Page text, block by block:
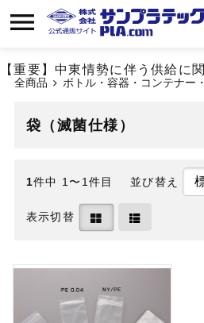
【重要】中東情勢に伴う供給に
全商品 ボトル・容器・コンテナー
袋（滅菌仕様）
1件中 1〜1件目 並び替え
表示切替